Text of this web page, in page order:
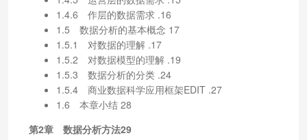
1.4.6 作层的数据需求 .16
1.5 数据分析的基本概念 17
1.5.1 对数据的理解 .17
1.5.2 对数据模型的理解 .19
1.5.3 数据分析的分类 .24
1.5.4 商业数据科学应用框架EDIT .27
1.6 本章小结 28
第2章 数据分析方法29